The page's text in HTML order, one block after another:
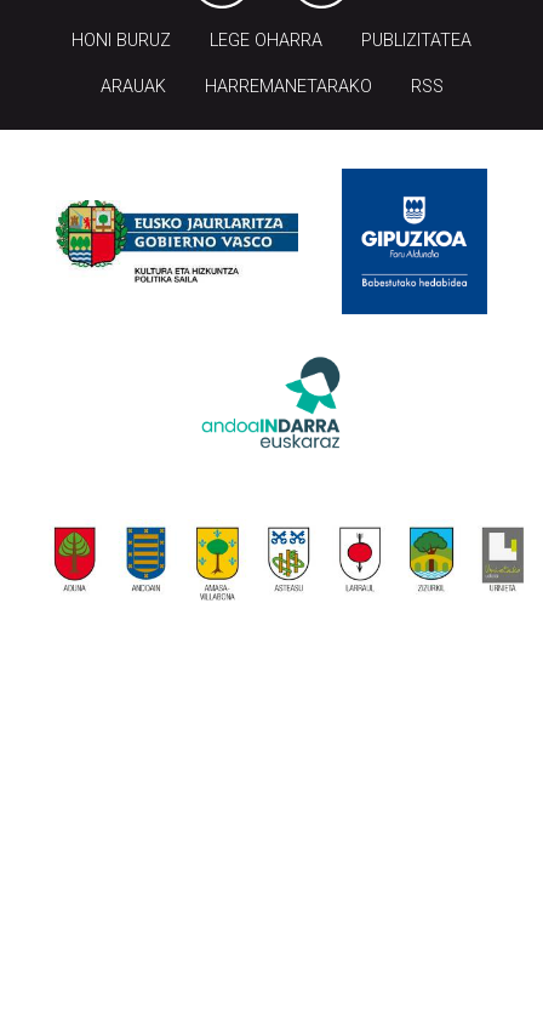
HONI BURUZ LEGE OHARRA PUBLIZITATEA
ARAUAK HARREMANETARAKO RSS